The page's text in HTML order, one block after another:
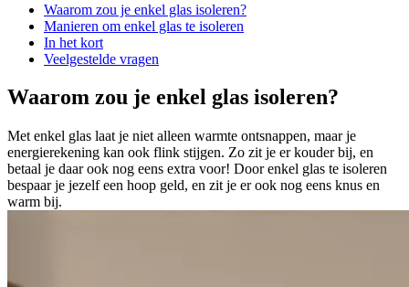
Waarom zou je enkel glas isoleren?
Manieren om enkel glas te isoleren
In het kort
Veelgestelde vragen
Waarom zou je enkel glas isoleren?
Met enkel glas laat je niet alleen warmte ontsnappen, maar je
energierekening kan ook flink stijgen. Zo zit je er kouder bij, en
betaal je daar ook nog eens extra voor! Door enkel glas te isoleren
bespaar je jezelf een hoop geld, en zit je er ook nog eens knus en
warm bij.